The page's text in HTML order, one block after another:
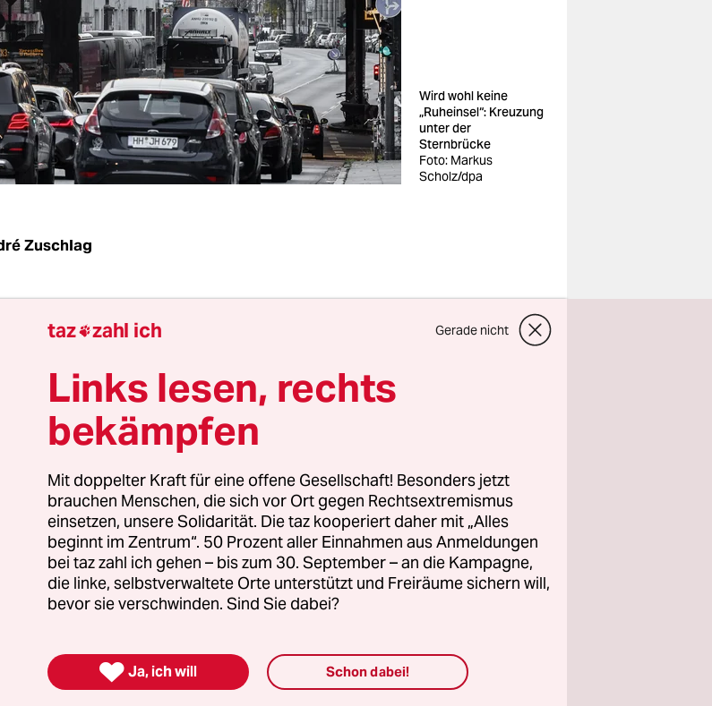
Wird wohl keine
„Ruheinsel“: Kreuzung
unter der
Sternbrücke
Foto: Markus
Scholz/dpa
Zuschlag
Seiten des Senats Stille darüber, was er weiter
Stadt unternehmen will. Nun hat
(Grüne) den neuen Lärm­aktionsplan
an Maßnahmen stellte Kerstan am
sogenannter „Ruhiger Gebiete“ über
in der Nacht bis hin zu restriktiveren
Fluglärm. Der Fokus jedoch ist klar: „Es gibt in
die wir nicht überhören können und
der Straßenverkehr ist“, sagte
taz zahl ich Gerade nicht
Links lesen, rechts
bekämpfen
Mit doppelter Kraft für eine offene Gesellschaft! Besonders jetzt
brauchen Menschen, die sich vor Ort gegen Rechtsextremismus
einsetzen, unsere Solidarität. Die taz kooperiert daher mit „Alles
beginnt im Zentrum“. 50 Prozent aller Einnahmen aus Anmeldungen
bei taz zahl ich gehen – bis zum 30. September – an die Kampagne,
die linke, selbstverwaltete Orte unterstützt und Freiräume sichern will,
bevor sie verschwinden. Sind Sie dabei?
 Ja, ich will Schon dabei!